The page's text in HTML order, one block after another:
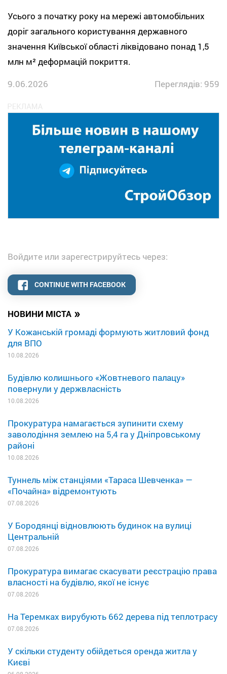
НОВИНИ МІСТА »
У Кожанській громаді формують житловий фонд
для ВПО
10.08.2026
Будівлю колишнього «Жовтневого палацу»
повернули у держвласність
10.08.2026
Прокуратура намагається зупинити схему
заволодіння землею на 5,4 га у Дніпровському
районі
10.08.2026
Туннель між станціями «Тараса Шевченка» —
«Почайна» відремонтують
07.08.2026
У Бородянці відновлюють будинок на вулиці
Центральній
07.08.2026
Прокуратура вимагає скасувати реєстрацію права
власності на будівлю, якої не існує
07.08.2026
На Теремках вирубують 662 дерева під теплотрасу
07.08.2026
У скільки студенту обійдеться оренда житла у
Києві
Усього з початку року на мережі автомобільних
доріг загального користування державного
значення Київської області ліквідовано понад 1,5
млн м² деформацій покриття.
9.06.2026
Переглядів: 959
Войдите или зарегестрируйтесь через:
CONTINUE WITH FACEBOOK